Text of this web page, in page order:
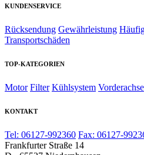
KUNDENSERVICE
Rücksendung Gewährleistung
Transportschäden
TOP-KATEGORIEN
Motor Filter Kühlsystem Vorderachse
KONTAKT
Tel: 06127-992360 Fax: 06127-
Frankfurter Straße 14